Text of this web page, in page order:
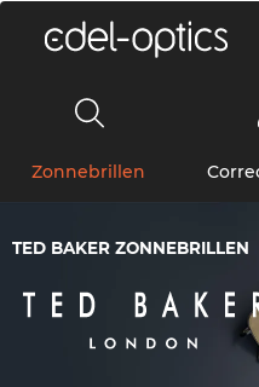
Zonnebrillen
TED BAKER ZONNEBRILLEN